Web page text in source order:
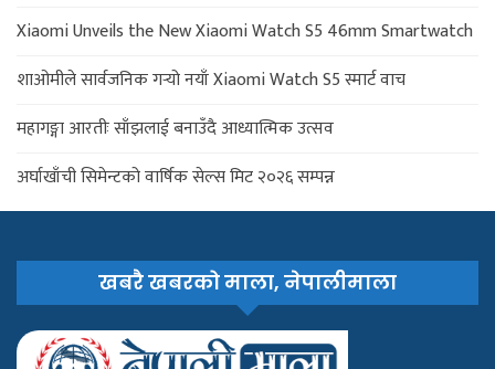
Xiaomi Unveils the New Xiaomi Watch S5 46mm Smartwatch
शाओमीले सार्वजनिक गर्‍यो नयाँ Xiaomi Watch S5 स्मार्ट वाच
महागङ्गा आरतीः साँझलाई बनाउँदै आध्यात्मिक उत्सव
अर्घाखाँची सिमेन्टको वार्षिक सेल्स मिट २०२६ सम्पन्न
खबरै खबरको माला, नेपालीमाला